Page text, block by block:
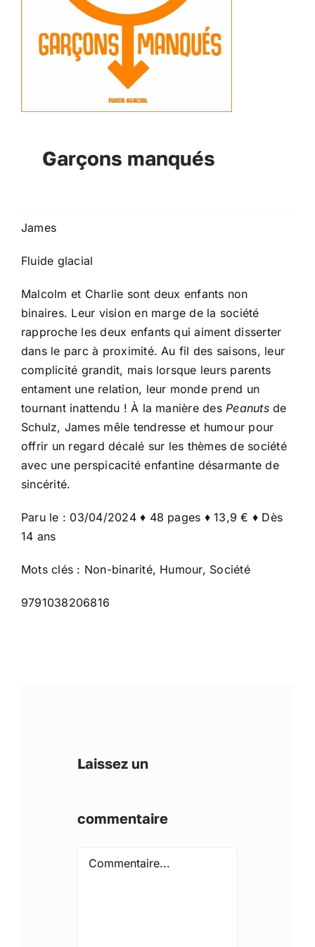
Garçons manqués
James
Fluide glacial
Malcolm et Charlie sont deux enfants non
binaires. Leur vision en marge de la société
rapproche les deux enfants qui aiment disserter
dans le parc à proximité. Au fil des saisons, leur
complicité grandit, mais lorsque leurs parents
entament une relation, leur monde prend un
tournant inattendu ! À la manière desPeanutsde
Schulz, James mêle tendresse et humour pour
offrir un regard décalé sur les thèmes de société
avec une perspicacité enfantine désarmante de
sincérité.
Paru le : 03/04/2024 ♦ 48 pages ♦ 13,9 € ♦ Dès
14 ans
Mots clés : Non-binarité, Humour, Société
9791038206816
Laissez un
commentaire
Comment